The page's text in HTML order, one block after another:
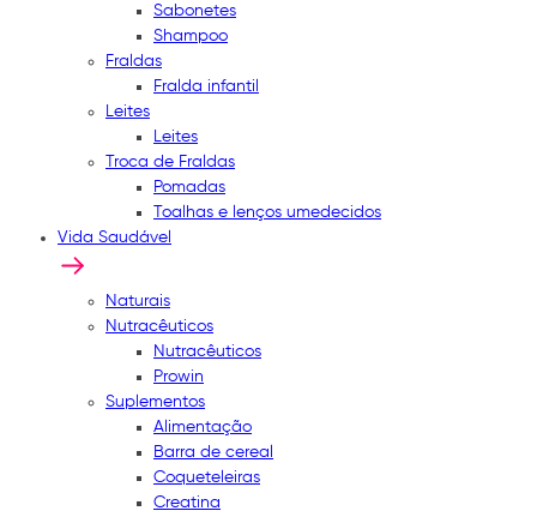
Sabonetes
Shampoo
Fraldas
Fralda infantil
Leites
Leites
Troca de Fraldas
Pomadas
Toalhas e lenços umedecidos
Vida Saudável
Naturais
Nutracêuticos
Nutracêuticos
Prowin
Suplementos
Alimentação
Barra de cereal
Coqueteleiras
Creatina